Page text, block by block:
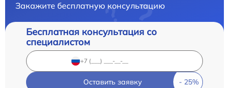
Закажите бесплатную консультацию
Бесплатная консультация со
специалистом
Оставить заявку